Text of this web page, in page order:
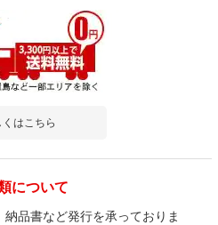
くはこちら
について
品書など発行を承っておりま